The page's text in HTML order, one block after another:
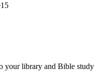
your library and Bible study